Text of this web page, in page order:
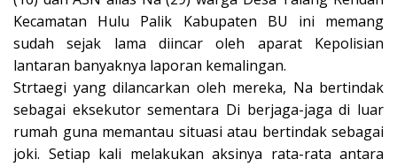
Kecamatan Hulu Palik Kabupaten BU ini memang
sudah sejak lama diincar oleh aparat Kepolisian
lantaran banyaknya laporan kemalingan.
Strtaegi yang dilancarkan oleh mereka, Na bertindak
sebagai eksekutor sementara Di berjaga-jaga di luar
rumah guna memantau situasi atau bertindak sebagai
joki. Setiap kali melakukan aksinya rata-rata antara